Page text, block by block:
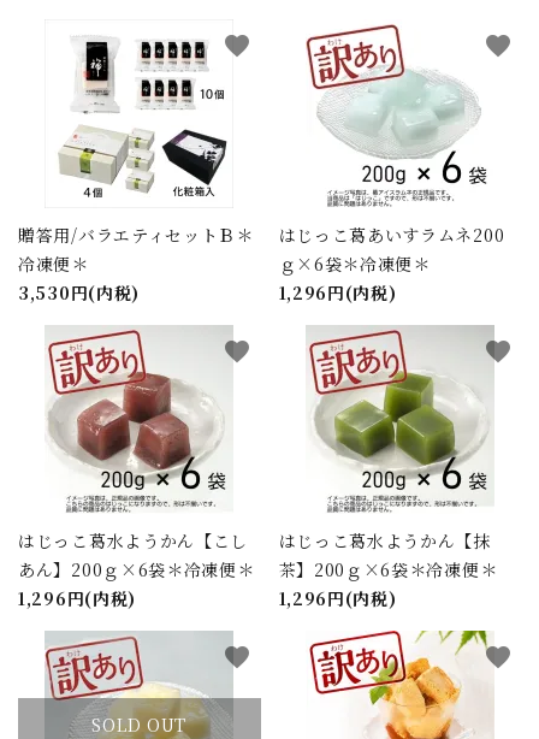
贈答用/バラエティセットＢ＊
冷凍便＊
3,530円(内税)
favorite
はじっこ葛あいすラムネ200
ｇ×6袋＊冷凍便＊
1,296円(内税)
favorite
はじっこ葛水ようかん【こし
あん】200ｇ×6袋＊冷凍便＊
1,296円(内税)
favorite
はじっこ葛水ようかん【抹
茶】200ｇ×6袋＊冷凍便＊
1,296円(内税)
favorite
SOLD OUT
favorite favorite
キーワード
カテゴリー